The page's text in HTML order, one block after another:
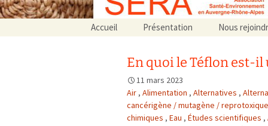
Aller
au
Accueil Présentation
Associations partenaires
Nous
En quoi le Téflon est-il
11 mars 2023
Air , Alimentation , Alternatives ,
cancérigène / mutagène / reprotoxique
chimiques , Eau , Études scientifiques ,